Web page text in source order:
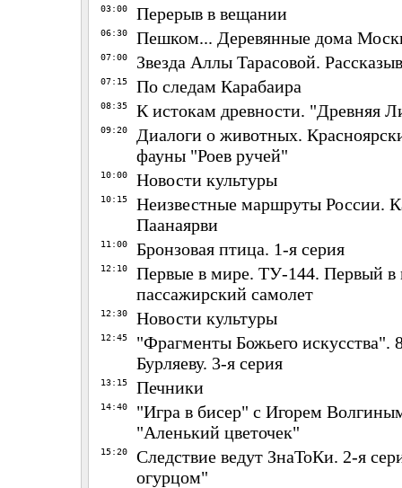
03:00 Перерыв в вещании
06:30 Пешком... Деревянные дома
07:00 Звезда Аллы Тарасовой.
07:15 По следам Карабаира
08:35 К истокам древности. "Древняя
09:20
Диалоги о животных.
фауны "Роев ручей"
10:00 Новости культуры
10:15
Неизвестные маршруты России.
Паанаярви
11:00 Бронзовая птица. 1-я серия
12:10
Первые в мире. ТУ-144. Первый в
пассажирский самолет
12:30 Новости культуры
12:45
"Фрагменты Божьего искусства".
Бурляеву. 3-я серия
13:15 Печники
14:40
"Игра в бисер" с Игорем
"Аленький цветочек"
15:20
Следствие ведут ЗнаТоКи. 2-я
огурцом"